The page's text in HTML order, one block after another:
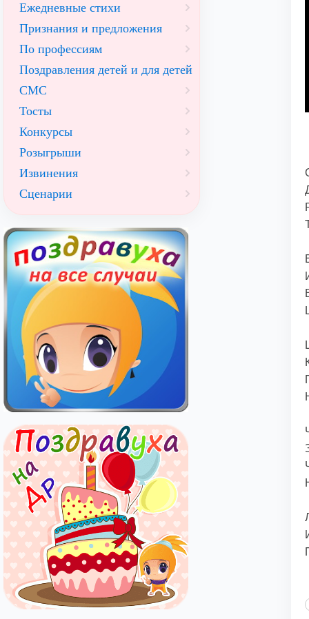
Ежедневные стихи
Признания и предложения
По профессиям
Поздравления детей и для детей
СМС
Тосты
Конкурсы
Розыгрыши
Извинения
Сценарии